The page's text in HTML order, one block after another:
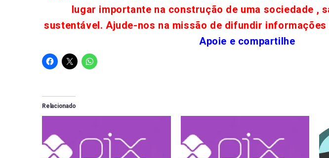
lugar importante na construção de uma sociedade ,
sustentável. Ajude-nos na missão de difundir informações
Apoie e compartilhe
Relacionado